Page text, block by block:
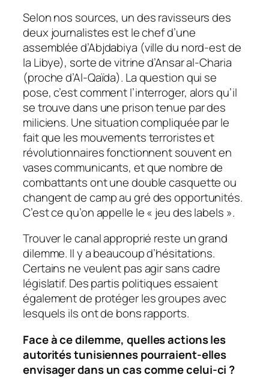
Selon nos sources, un des ravisseurs des
deux journalistes est le chef d’une
assemblée d’Abjdabiya (ville du nord-est de
la Libye), sorte de vitrine d’Ansar al-Charia
(proche d’Al-Qaïda). La question qui se
pose, c’est comment l’interroger, alors qu’il
se trouve dans une prison tenue par des
miliciens. Une situation compliquée par le
fait que les mouvements terroristes et
révolutionnaires fonctionnent souvent en
vases communicants, et que nombre de
combattants ont une double casquette ou
changent de camp au gré des opportunités.
C’est ce qu’on appelle le « jeu des labels ».
Trouver le canal approprié reste un grand
dilemme. Il y a beaucoup d’hésitations.
Certains ne veulent pas agir sans cadre
législatif. Des partis politiques essaient
également de protéger les groupes avec
lesquels ils ont de bons rapports.
Face à ce dilemme, quelles actions les
autorités tunisiennes pourraient-elles
envisager dans un cas comme celui-ci ?